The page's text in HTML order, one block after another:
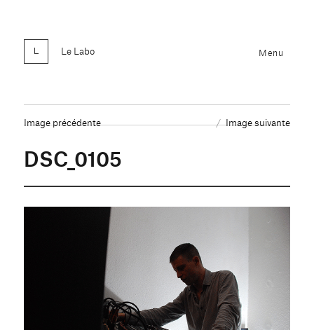
Le Labo Menu
Image précédente Image suivante
DSC_0105